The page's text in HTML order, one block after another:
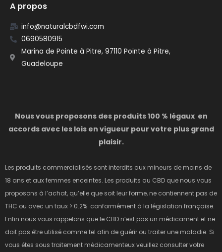
A propos
info@naturalcbdfwi.com
0690580915
Marina de Pointe à Pitre, 97110 Pointe à Pitre,
Guadeloupe
Nous vous proposons des produits 100 % légaux en
accords avec les lois en vigueur pour votre plus grand
plaisir.
Les produits commercialisés sont interdits aux mineurs de moins de
18 ans et aux femmes enceintes. Les produits au CBD que nous vous
proposons à l’achat, qu’elle que soit leur forme, ne contiennent pas de
THC ou avec un taux > 0.2% conformément à la législation française.
Enfin nous vous rappelons que le CBD n’est pas un médicament et ne
doit pas être utilisé comme tel afin de guérir ou traiter une maladie. Si
vous êtes sous traitement médicamenteux veuillez consulter votre